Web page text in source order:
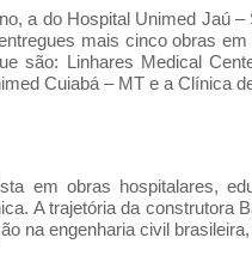
a do Hospital Unimed Jaú
mais cinco obras
são: Linhares Medical
Cuiabá – MT e a Clínica
em obras hospitalares,
A trajetória da construtora
na engenharia civil